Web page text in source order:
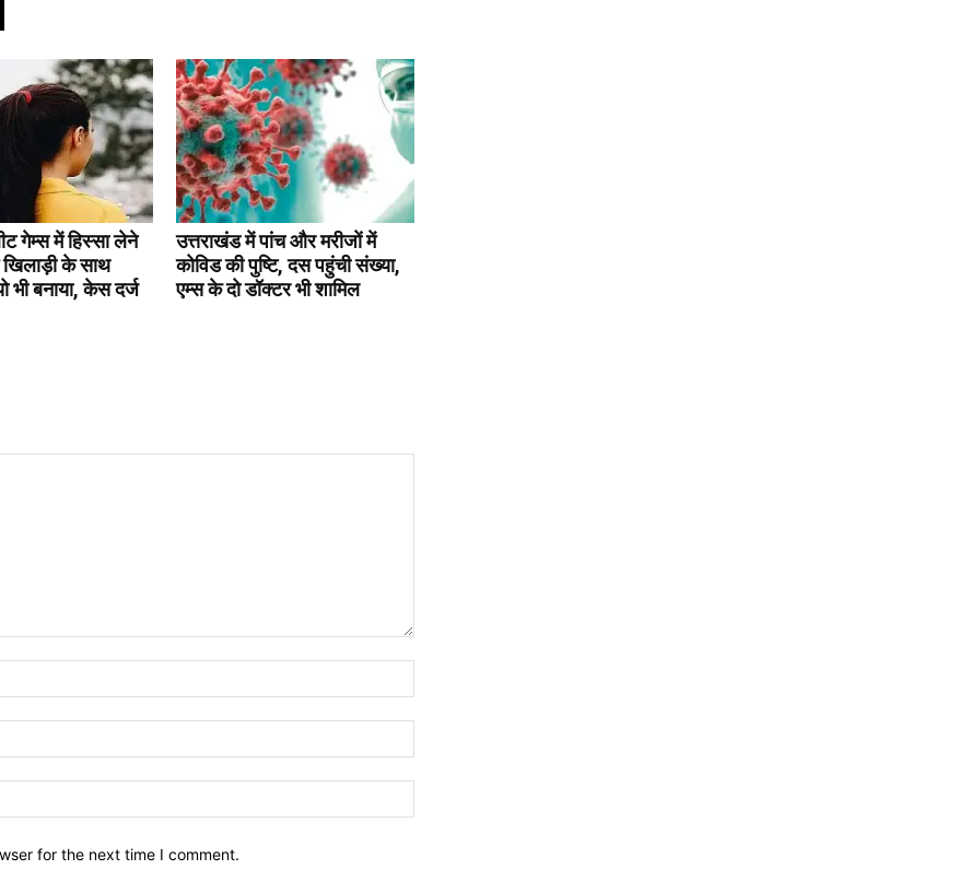
गेम्स में हिस्सा लेने
के साथ
भी बनाया, केस दर्ज
उत्तराखंड में पांच और मरीजों में
कोविड की पुष्टि, दस पहुंची संख्या,
एम्स के दो डॉक्टर भी शामिल
for the next time I comment.